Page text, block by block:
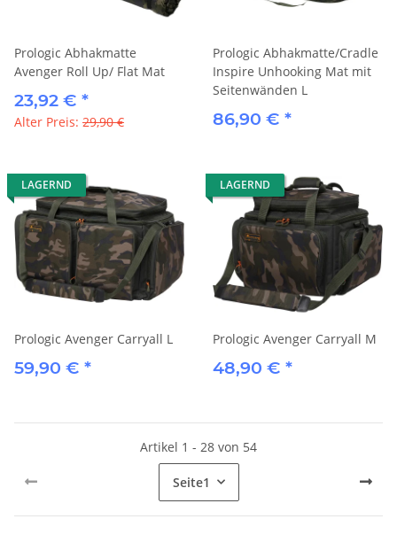
Prologic Abhakmatte
Avenger Roll Up/ Flat Mat
23,92 € *
Alter Preis: 29,90 €
Prologic Abhakmatte/Cradle
Inspire Unhooking Mat mit
Seitenwänden L
86,90 € *
LAGERND
Prologic Avenger Carryall L
59,90 € *
LAGERND
Prologic Avenger Carryall M
48,90 € *
Artikel 1 - 28 von 54
Seite1